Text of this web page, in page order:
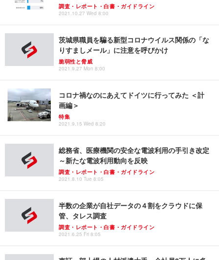
調査・レポート・白書・ガイドライン
2021.10.27 Wed 8:00
茨城県職員を騙る新型コロナウイルス関係の「な
りすましメール」に注意を呼びかけ
脆弱性と脅威
2021.9.27 Mon 8:00
コロナ禍なのにあえてドイツに行ってみた ＜計
画編＞
特集
2021.9.15 Wed 8:20
総務省、医療機関の安全な電波利用の手引き改定
～新たな電波利用動向を反映
調査・レポート・白書・ガイドライン
2021.8.10 Tue 8:05
半数の企業が自社データの４割をクラウドに保
管、タレス調査
調査・レポート・白書・ガイドライン
2021.6.25 Fri 8:05